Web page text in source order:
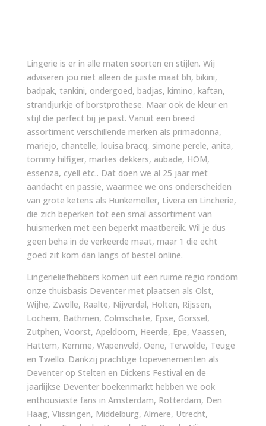
Lingerie is er in alle maten soorten en stijlen. Wij
adviseren jou niet alleen de juiste maat bh, bikini,
badpak, tankini, ondergoed, badjas, kimino, kaftan,
strandjurkje of borstprothese. Maar ook de kleur en
stijl die perfect bij je past. Vanuit een breed
assortiment verschillende merken als primadonna,
mariejo, chantelle, louisa bracq, simone perele, anita,
tommy hilfiger, marlies dekkers, aubade, HOM,
essenza, cyell etc.. Dat doen we al 25 jaar met
aandacht en passie, waarmee we ons onderscheiden
van grote ketens als Hunkemoller, Livera en Lincherie,
die zich beperken tot een smal assortiment van
huismerken met een beperkt maatbereik. Wil je dus
geen beha in de verkeerde maat, maar 1 die echt
goed zit kom dan langs of bestel online.
Lingerieliefhebbers komen uit een ruime regio rondom
onze thuisbasis Deventer met plaatsen als Olst,
Wijhe, Zwolle, Raalte, Nijverdal, Holten, Rijssen,
Lochem, Bathmen, Colmschate, Epse, Gorssel,
Zutphen, Voorst, Apeldoorn, Heerde, Epe, Vaassen,
Hattem, Kemme, Wapenveld, Oene, Terwolde, Teuge
en Twello. Dankzij prachtige topevenementen als
Deventer op Stelten en Dickens Festival en de
jaarlijkse Deventer boekenmarkt hebben we ook
enthousiaste fans in Amsterdam, Rotterdam, Den
Haag, Vlissingen, Middelburg, Almere, Utrecht,